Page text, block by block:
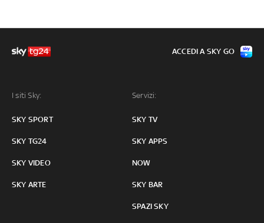
I siti Sky:
SKY SPORT
SKY TG24
SKY VIDEO
SKY ARTE
Servizi:
SKY TV
SKY APPS
NOW
SKY BAR
SPAZI SKY
ACCEDI A SKY GO